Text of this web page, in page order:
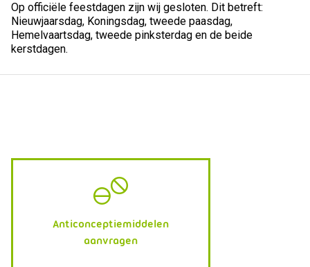
Op officiële feestdagen zijn wij gesloten. Dit betreft:
Nieuwjaarsdag, Koningsdag, tweede paasdag,
Hemelvaartsdag, tweede pinksterdag en de beide
kerstdagen.
Anticonceptiemiddelen
aanvragen